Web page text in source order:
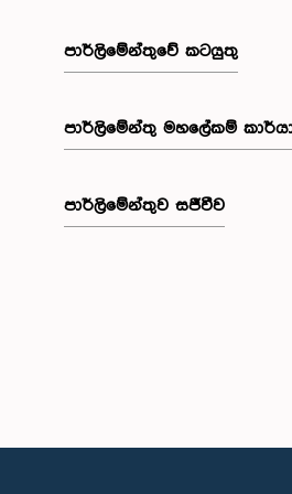
පාර්ලිමේන්තුවේ කටයුතු
පාර්ලිමේන්තු මහලේකම්
පාර්ලිමේන්තුව සජීවීව